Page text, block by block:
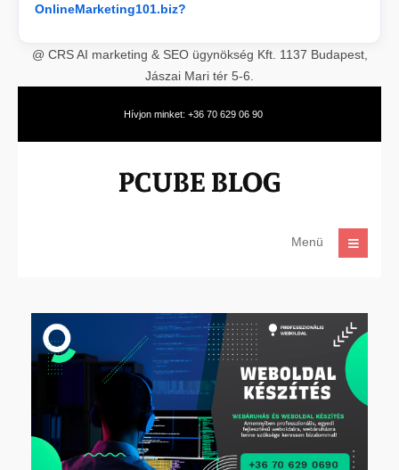
OnlineMarketing101.biz?
@ CRS AI marketing & SEO ügynökség Kft. 1137 Budapest,
Jászai Mari tér 5-6.
Hívjon minket: +36 70 629 06 90
Menü